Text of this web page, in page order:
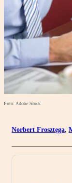
Foto: Adobe Stock
Norbert Frosztęga,